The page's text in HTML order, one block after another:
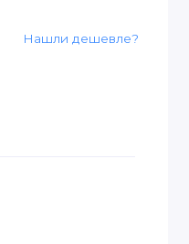
Нашли дешевле?